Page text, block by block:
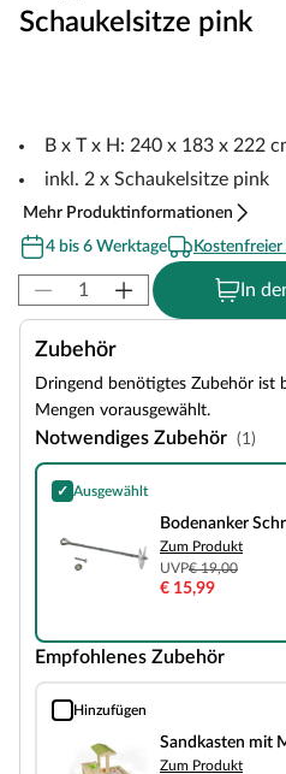
Schaukelsitze pink
B x T x H: 240 x 183 x 222
inkl. 2 x Schaukelsitze pink
Mehr Produktinformationen
4 bis 6 Werktage
In
Zubehör
Dringend benötigtes Zubehör ist
Mengen vorausgewählt.
Notwendiges Zubehör (1)
✓ Ausgewählt
Bodenanker Schraube feuerverzinkt
Bodenanker
Zum Produkt
UVP€ 19,00
€ 15,99
Empfohlenes Zubehör
Hinzufügen
Sandkasten mit Matschküche Re-laxy
Sandkasten mit
Zum Produkt